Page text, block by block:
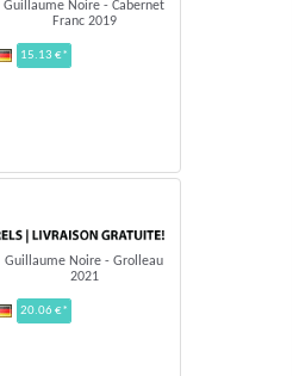
Guillaume Noire - Cabernet
Franc 2019
15.13 €*
Guillaume Noire - Grolleau
2021
20.06 €*